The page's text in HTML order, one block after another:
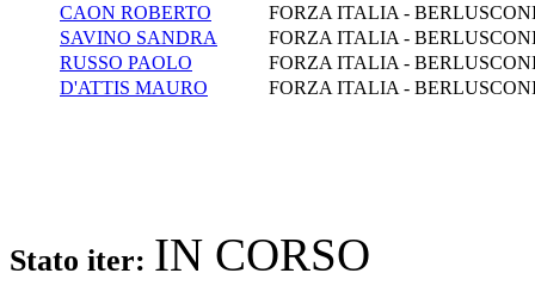
CAON ROBERTO
FORZA ITALIA -
SAVINO SANDRA
FORZA ITALIA -
RUSSO PAOLO
FORZA ITALIA -
D'ATTIS MAURO
FORZA ITALIA -
Stato iter: IN CORSO